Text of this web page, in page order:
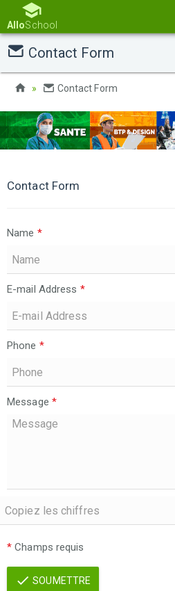
AlloSchool
Contact Form
Contact Form
Contact Form
Name *
E-mail Address *
Phone *
Message *
* Champs requis
SOUMETTRE